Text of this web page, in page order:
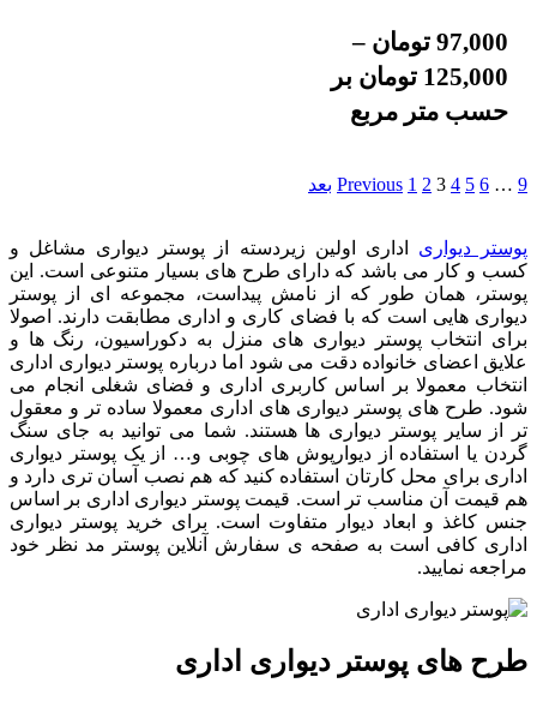
97,000 تومان –
125,000 تومان بر
حسب متر مربع
Previous 1 2 3 4 5 6 … 9 بعد
پوستر دیواری اداری اولین زیردسته از پوستر دیواری مشاغل و
کسب و کار می باشد که دارای طرح های بسیار متنوعی است. این
پوستر، همان طور که از نامش پیداست، مجموعه ای از پوستر
دیواری هایی است که با فضای کاری و اداری مطابقت دارند. اصولا
برای انتخاب پوستر دیواری های منزل به دکوراسیون، رنگ ها و
علایق اعضای خانواده دقت می شود اما درباره پوستر دیواری اداری
انتخاب معمولا بر اساس کاربری اداری و فضای شغلی انجام می
شود. طرح های پوستر دیواری های اداری معمولا ساده تر و معقول
تر از سایر پوستر دیواری ها هستند. شما می توانید به جای سنگ
گردن یا استفاده از دیوارپوش های چوبی و… از یک پوستر دیواری
اداری برای محل کارتان استفاده کنید که هم نصب آسان تری دارد و
هم قیمت آن مناسب تر است. قیمت پوستر دیواری اداری بر اساس
جنس کاغذ و ابعاد دیوار متفاوت است. برای خرید پوستر دیواری
اداری کافی است به صفحه ی سفارش آنلاین پوستر مد نظر خود
مراجعه نمایید.
طرح های پوستر دیواری اداری